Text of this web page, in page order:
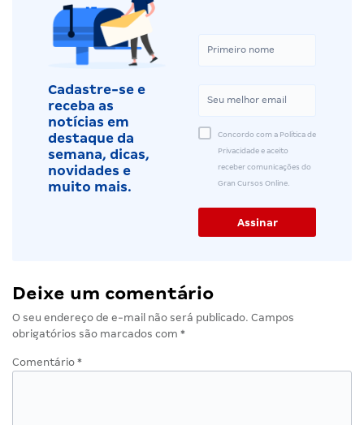
Cadastre-se e
receba as
notícias em
destaque da
semana, dicas,
novidades e
muito mais.
Concordo com a Política de
Privacidade e aceito
receber comunicações do
Gran Cursos Online.
Deixe um comentário
O seu endereço de e-mail não será publicado. Campos
obrigatórios são marcados com *
Comentário *